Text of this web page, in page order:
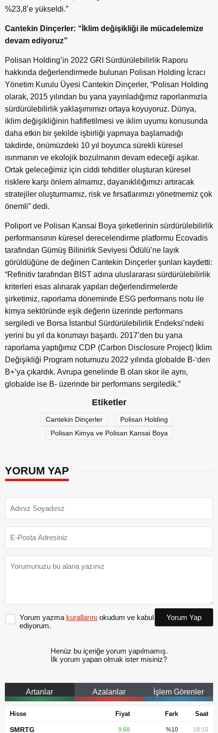
%23,8’e yükseldi.”
Cantekin Dinçerler: “İklim değişikliği ile mücadelemize
devam ediyoruz”
Polisan Holding’in 2022 GRI Sürdürülebilirlik Raporu
hakkında değerlendirmede bulunan Polisan Holding İcracı
Yönetim Kurulu Üyesi Cantekin Dinçerler, “Polisan Holding
olarak, 2015 yılından bu yana yayınladığımız raporlarımızla
sürdürülebilirlik yaklaşımımızı ortaya koyuyoruz. Dünya,
iklim değişikliğinin hafifletilmesi ve iklim uyumu konusunda
daha etkin bir şekilde işbirliği yapmaya başlamadığı
takdirde, önümüzdeki 10 yıl boyunca sürekli küresel
ısınmanın ve ekolojik bozulmanın devam edeceği aşikar.
Ortak geleceğimiz için ciddi tehditler oluşturan küresel
risklere karşı önlem almamız, dayanıklılığımızı artıracak
stratejiler oluşturmamız, risk ve fırsatlarımızı yönetmemiz çok
önemli” dedi.
Poliport ve Polisan Kansai Boya şirketlerinin sürdürülebilirlik
performansının küresel derecelendirme platformu Ecovadis
tarafından Gümüş Bilinirlik Seviyesi Ödülü’ne layık
görüldüğüne de değinen Cantekin Dinçerler şunları kaydetti:
“Refinitiv tarafından BİST adına uluslararası sürdürülebilirlik
kriterleri esas alınarak yapılan değerlendirmelerde
şirketimiz, raporlama döneminde ESG performans notu ile
kimya sektöründe eşik değerin üzerinde performans
sergiledi ve Borsa İstanbul Sürdürülebilirlik Endeksi’ndeki
yerini bu yıl da korumayı başardı. 2017’den bu yana
raporlama yaptığımız CDP (Carbon Disclosure Project) İklim
Değişikliği Program notumuzu 2022 yılında globalde B-‘den
B+’ya çıkardık. Avrupa genelinde B olan skor ile aynı,
globalde ise B- üzerinde bir performans sergiledik.”
Etiketler
Cantekin Dinçerler
Polisan Holding
Polisan Kimya ve Polisan Kansai Boya
YORUM YAP
Yorum yazma kurallarını okudum ve kabul
ediyorum.
Yorum Yap
Henüz bu içeriğe yorum yapılmamış.
İlk yorum yapan olmak ister misiniz?
Artanlar Azalanlar İşlem Görenler
Hisse Fiyat Fark Saat
SMRTG 9,68 %10 18:10